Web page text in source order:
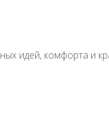
идей, комфорта и
Архивы